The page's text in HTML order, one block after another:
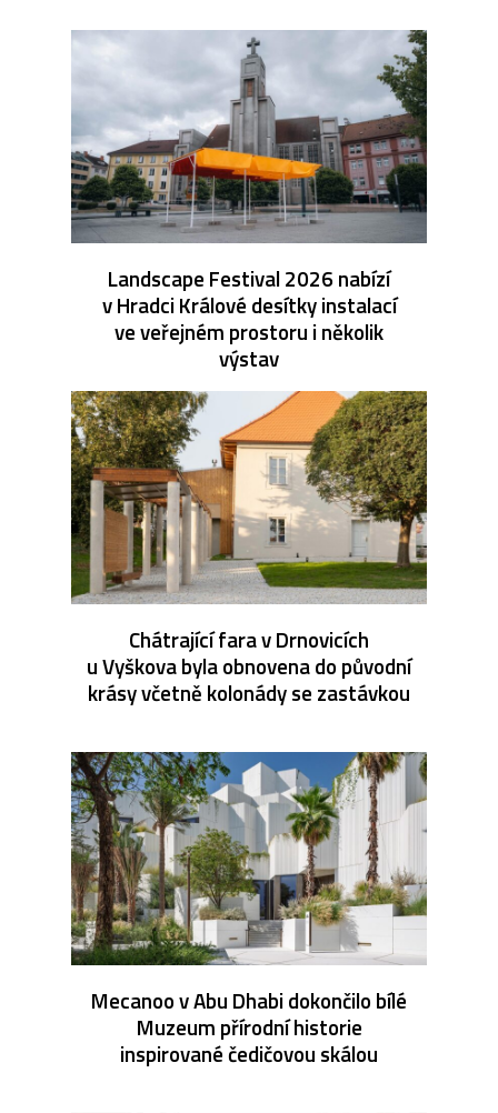
Landscape Festival 2026 nabízí
v Hradci Králové desítky instalací
ve veřejném prostoru i několik
výstav
Chátrající fara v Drnovicích
u Vyškova byla obnovena do původní
krásy včetně kolonády se zastávkou
Mecanoo v Abu Dhabi dokončilo bílé
Muzeum přírodní historie
inspirované čedičovou skálou